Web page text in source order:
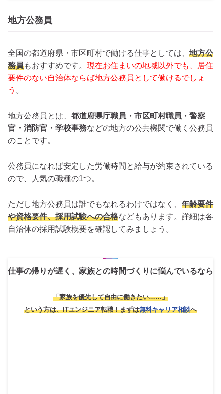
地方公務員
全国の都道府県・市区町村で働ける仕事としては、 地方公
務員もおすすめです。 現在お住まいの地域以外でも、居住
要件のない自治体ならば地方公務員として働けるでしょ
う 。
地方公務員とは、 都道府県庁職員・市区町村職員・警察
官・消防官・学校事務などの地方の公共機関で働く公務員
のことです。
公務員になれば安定した労働時間と給与が約束されている
ので、人気の職種の1つ。
ただし地方公務員は誰でもなれるわけではなく、 年齢要件
や資格要件、採用試験への合格などもあります。詳細は各
自治体の採用試験概要を確認してみましょう。
仕事の帰りが遅く、家族との時間づくりに悩んでいるなら
「家族を優先して自由に働きたい……」
という方は、ITエンジニア転職！まずは無料キャリア相談へ